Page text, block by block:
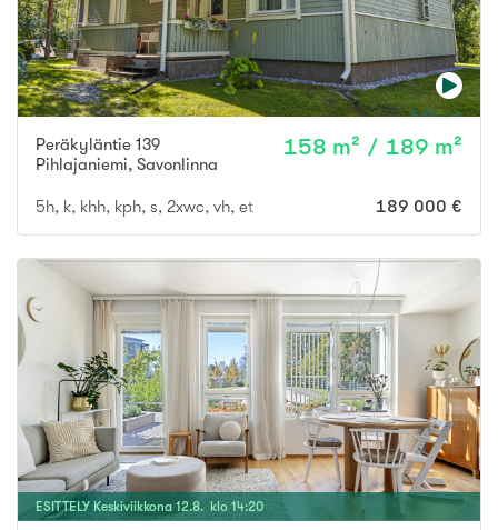
Peräkyläntie 139
Pihlajaniemi, Savonlinna
158 m² / 189 m²
5h, k, khh, kph, s, 2xwc, vh, et 189 000 €
ESITTELY Keskiviikkona 12.8. klo 14:20